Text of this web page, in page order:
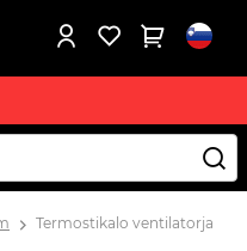
Termostikalo ventilatorja